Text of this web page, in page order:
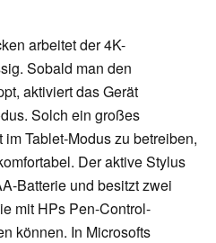
arbeitet der 4K-
Sobald man den
aktiviert das Gerät
Solch ein großes
Tablet-Modus zu betreiben,
Der aktive Stylus
Batterie und besitzt zwei
mit HPs Pen-Control-
können. In Microsofts